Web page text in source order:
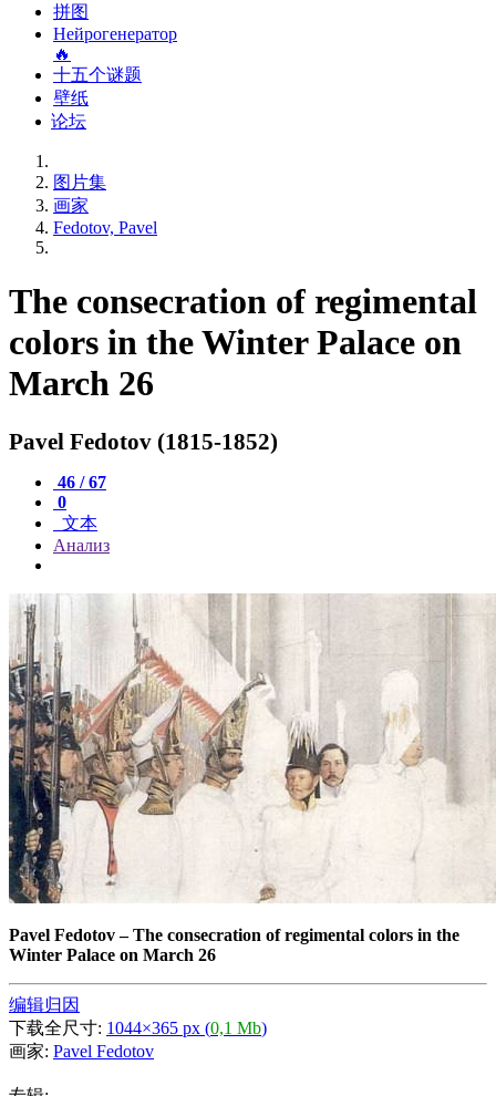
拼图
Нейрогенератор
🔥
十五个谜题
壁纸
论坛
图片集
画家
Fedotov, Pavel
The consecration of regimental
colors in the Winter Palace on
March 26
Pavel Fedotov (1815-1852)
46 / 67
0
文本
Анализ
Pavel Fedotov–The consecration of regimental colors in the
Winter Palace on March 26
编辑归因
下载全尺寸: 1044×365 px (0,1 Mb)
画家: Pavel Fedotov